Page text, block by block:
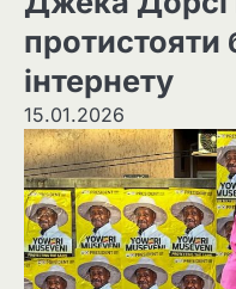
інтернету
15.01.2026